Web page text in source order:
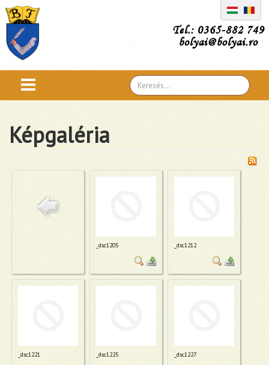
Tel.: 0365-882 749
bolyai@bolyai.ro
Search
...
Képgaléria
_dsc1205 _dsc1212
_dsc1221 _dsc1225 _dsc1227